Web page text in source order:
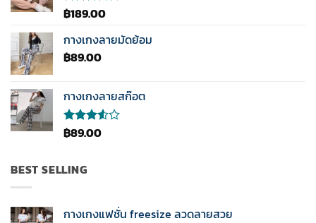
ให้
ตั้งแต่ 1-5
คะแนน
฿189.00
กางเกงลายมัดย้อม
฿89.00
กางเกงลายสก๊อต
ให้
ตั้งแต่
1-5
฿89.00
BEST SELLING
กางเกงแฟชั่น freesize ลวดลายสวย